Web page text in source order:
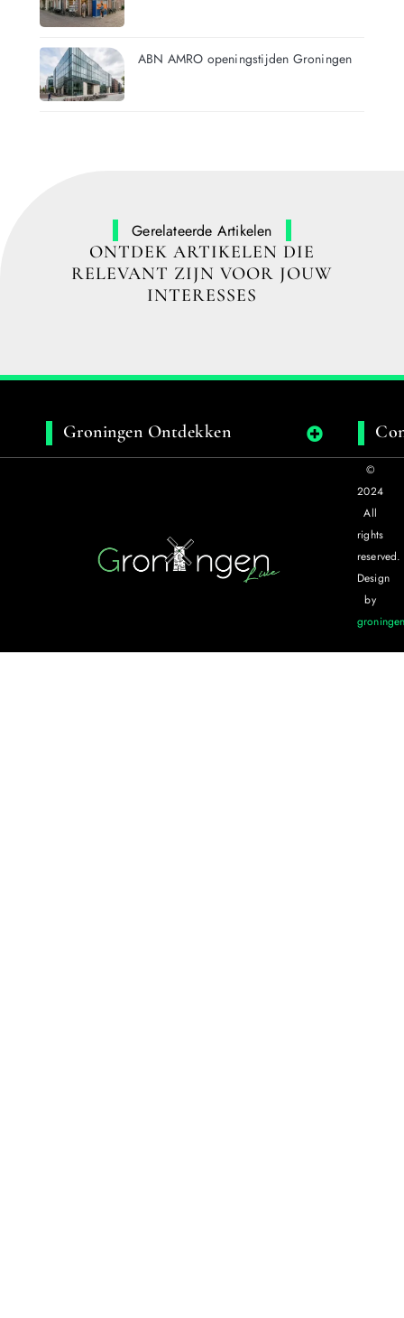
ABN AMRO openingstijden Groningen
Gerelateerde Artikelen
ONTDEK ARTIKELEN DIE
RELEVANT ZIJN VOOR JOUW
INTERESSES
Groningen Ontdekken
©
2024
All
rights
reserved.
Design
by